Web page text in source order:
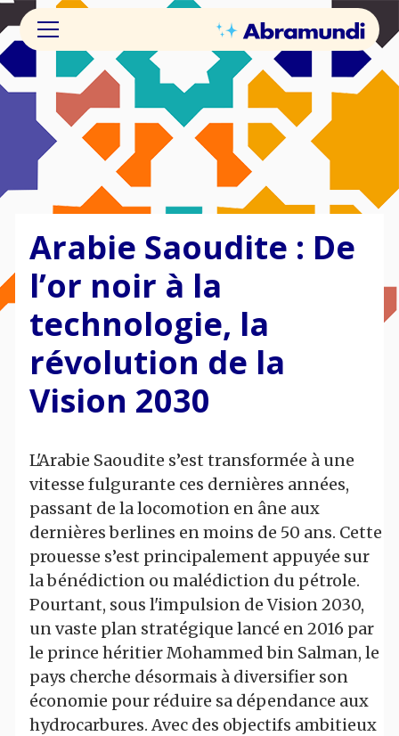
Arabie Saoudite : De
l’or noir à la
technologie, la
révolution de la
Vision 2030
L'Arabie Saoudite s’est transformée à une
vitesse fulgurante ces dernières années,
passant de la locomotion en âne aux
dernières berlines en moins de 50 ans. Cette
prouesse s’est principalement appuyée sur
la bénédiction ou malédiction du pétrole.
Pourtant, sous l'impulsion de Vision 2030,
un vaste plan stratégique lancé en 2016 par
le prince héritier Mohammed bin Salman, le
pays cherche désormais à diversifier son
économie pour réduire sa dépendance aux
hydrocarbures. Avec des objectifs ambitieux